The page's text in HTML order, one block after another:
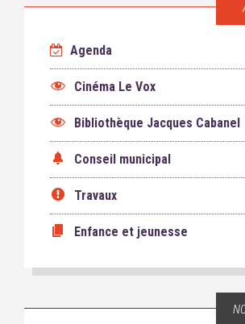
Agenda
Cinéma Le Vox
Bibliothèque Jacques Cabanel
Conseil municipal
Travaux
Enfance et jeunesse